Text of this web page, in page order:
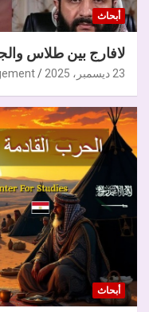
أبحاث
لافارج بين طلاس
23 ديسمبر، 2025
أبحاث